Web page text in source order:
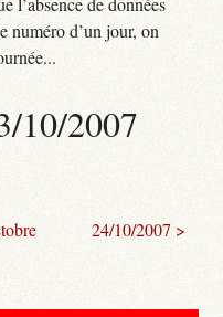
numéro d’un jour, on
10/2007
24/10/2007 >